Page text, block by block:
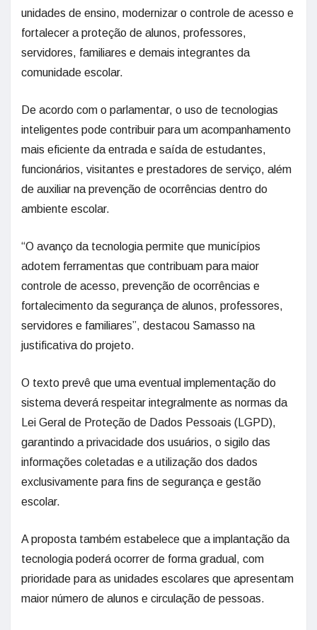
unidades de ensino, modernizar o controle de acesso e
fortalecer a proteção de alunos, professores,
servidores, familiares e demais integrantes da
comunidade escolar.
De acordo com o parlamentar, o uso de tecnologias
inteligentes pode contribuir para um acompanhamento
mais eficiente da entrada e saída de estudantes,
funcionários, visitantes e prestadores de serviço, além
de auxiliar na prevenção de ocorrências dentro do
ambiente escolar.
“O avanço da tecnologia permite que municípios
adotem ferramentas que contribuam para maior
controle de acesso, prevenção de ocorrências e
fortalecimento da segurança de alunos, professores,
servidores e familiares”, destacou Samasso na
justificativa do projeto.
O texto prevê que uma eventual implementação do
sistema deverá respeitar integralmente as normas da
Lei Geral de Proteção de Dados Pessoais (LGPD),
garantindo a privacidade dos usuários, o sigilo das
informações coletadas e a utilização dos dados
exclusivamente para fins de segurança e gestão
escolar.
A proposta também estabelece que a implantação da
tecnologia poderá ocorrer de forma gradual, com
prioridade para as unidades escolares que apresentam
maior número de alunos e circulação de pessoas.